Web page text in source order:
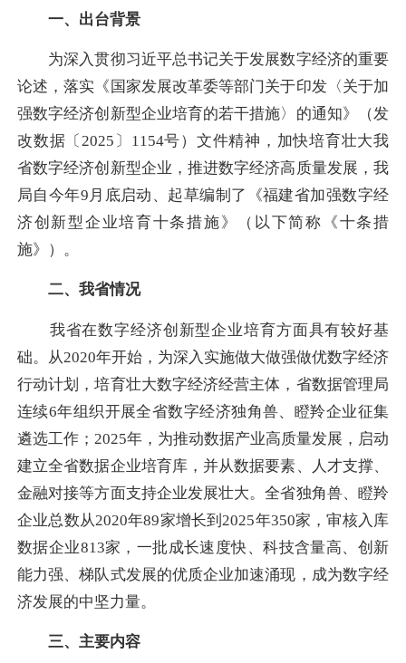
一、出台背景
为深入贯彻习近平总书记关于发展数字经济的重要
论述，落实《国家发展改革委等部门关于印发〈关于加
强数字经济创新型企业培育的若干措施〉的通知》（发
改数据〔2025〕1154号）文件精神，加快培育壮大我
省数字经济创新型企业，推进数字经济高质量发展，我
局自今年9月底启动、起草编制了《福建省加强数字经
济创新型企业培育十条措施》（以下简称《十条措
施》）。
二、我省情况
我省在数字经济创新型企业培育方面具有较好基
础。从2020年开始，为深入实施做大做强做优数字经济
行动计划，培育壮大数字经济经营主体，省数据管理局
连续6年组织开展全省数字经济独角兽、瞪羚企业征集
遴选工作；2025年，为推动数据产业高质量发展，启动
建立全省数据企业培育库，并从数据要素、人才支撑、
金融对接等方面支持企业发展壮大。全省独角兽、瞪羚
企业总数从2020年89家增长到2025年350家，审核入库
数据企业813家，一批成长速度快、科技含量高、创新
能力强、梯队式发展的优质企业加速涌现，成为数字经
济发展的中坚力量。
三、主要内容